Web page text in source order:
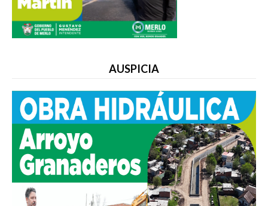
AUSPICIA